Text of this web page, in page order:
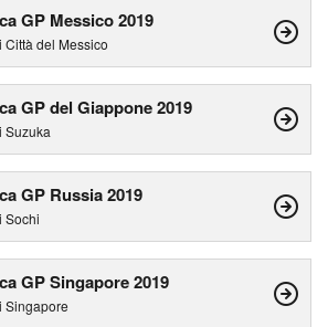
GP Messico 2019
Città del Messico
GP del Giappone 2019
Suzuka
GP Russia 2019
Sochi
GP Singapore 2019
Singapore